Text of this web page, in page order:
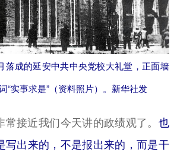
落成的延安中共中央党校大礼堂，正面墙
“实事求是”（资料照片）。新华社发
接近我们今天讲的政绩观了。 也
写出来的，不是报出来的，而是干